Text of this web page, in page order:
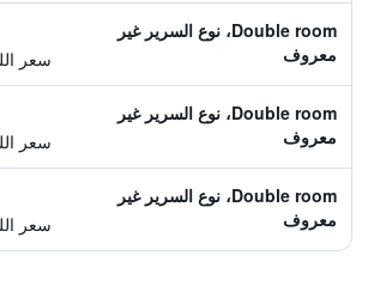
Double room، نوع السرير غير
معروف
سعر
Double room، نوع السرير غير
معروف
سعر
Double room، نوع السرير غير
معروف
سعر